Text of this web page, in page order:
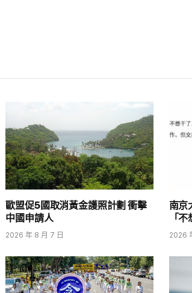
歐盟促5國取消黃金護照計劃 衝擊
中國申請人
2026 年 8 月 7 日
南京
「
2026